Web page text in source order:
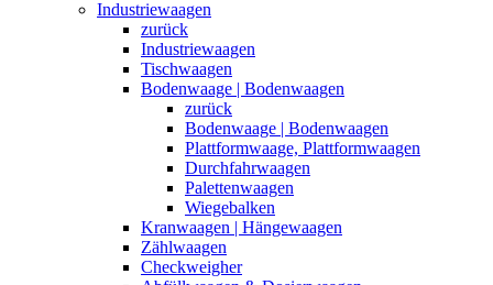
Industriewaagen
zurück
Industriewaagen
Tischwaagen
Bodenwaage | Bodenwaagen
zurück
Bodenwaage | Bodenwaagen
Plattformwaage, Plattformwaagen
Durchfahrwaagen
Palettenwaagen
Wiegebalken
Kranwaagen | Hängewaagen
Zählwaagen
Checkweigher